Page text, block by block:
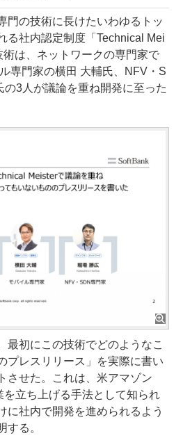
の技術に長けたいわゆるトッ
る社内認定制度「Technical Mei
は、ネットワークの専門家で
専門家の横田 大輔氏、NFV・S
の3人が議論を重ね開発に至った
初にこの技術でどのようなこ
プレスリリース」を実際に書い
させた。これは、米アマゾン
を立ち上げる手法として知られ
に社内で開発を進められるよう
する。